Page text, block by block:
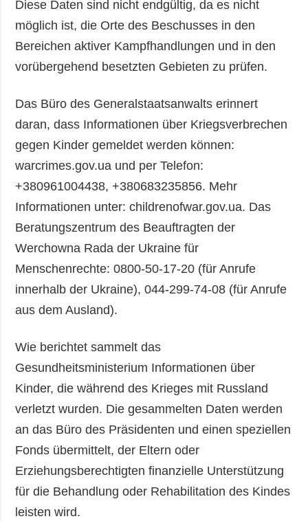
Diese Daten sind nicht endgültig, da es nicht
möglich ist, die Orte des Beschusses in den
Bereichen aktiver Kampfhandlungen und in den
vorübergehend besetzten Gebieten zu prüfen.
Das Büro des Generalstaatsanwalts erinnert
daran, dass Informationen über Kriegsverbrechen
gegen Kinder gemeldet werden können:
warcrimes.gov.ua und per Telefon:
+380961004438, +380683235856. Mehr
Informationen unter: childrenofwar.gov.ua. Das
Beratungszentrum des Beauftragten der
Werchowna Rada der Ukraine für
Menschenrechte: 0800-50-17-20 (für Anrufe
innerhalb der Ukraine), 044-299-74-08 (für Anrufe
aus dem Ausland).
Wie berichtet sammelt das
Gesundheitsministerium Informationen über
Kinder, die während des Krieges mit Russland
verletzt wurden. Die gesammelten Daten werden
an das Büro des Präsidenten und einen speziellen
Fonds übermittelt, der Eltern oder
Erziehungsberechtigten finanzielle Unterstützung
für die Behandlung oder Rehabilitation des Kindes
leisten wird.